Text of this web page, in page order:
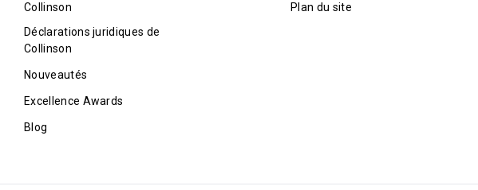
Collinson
Déclarations juridiques de
Collinson
Nouveautés
Excellence Awards
Blog
Plan du site